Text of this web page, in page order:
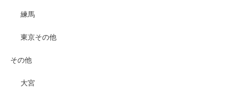
練馬
東京その他
その他
大宮